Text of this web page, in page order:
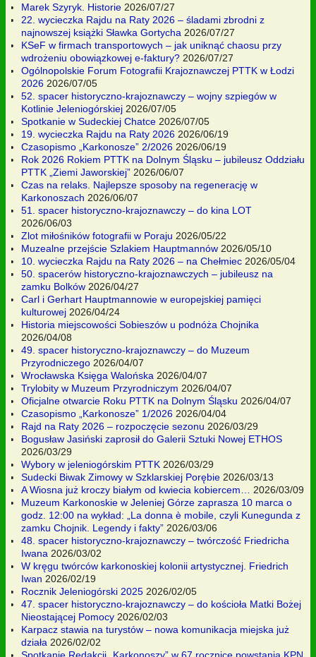
Marek Szyryk. Historie 2026/07/27
22. wycieczka Rajdu na Raty 2026 – śladami zbrodni z
najnowszej książki Sławka Gortycha 2026/07/27
KSeF w firmach transportowych – jak uniknąć chaosu przy
wdrożeniu obowiązkowej e-faktury? 2026/07/27
Ogólnopolskie Forum Fotografii Krajoznawczej PTTK w Łodzi
2026 2026/07/05
52. spacer historyczno-krajoznawczy – wojny szpiegów w
Kotlinie Jeleniogórskiej 2026/07/05
Spotkanie w Sudeckiej Chatce 2026/07/05
19. wycieczka Rajdu na Raty 2026 2026/06/19
Czasopismo „Karkonosze” 2/2026 2026/06/19
Rok 2026 Rokiem PTTK na Dolnym Śląsku – jubileusz Oddziału
PTTK „Ziemi Jaworskiej” 2026/06/07
Czas na relaks. Najlepsze sposoby na regenerację w
Karkonoszach 2026/06/07
51. spacer historyczno-krajoznawczy – do kina LOT
2026/06/03
Zlot miłośników fotografii w Poraju 2026/05/22
Muzealne przejście Szlakiem Hauptmannów 2026/05/10
10. wycieczka Rajdu na Raty 2026 – na Chełmiec 2026/05/04
50. spacerów historyczno-krajoznawczych – jubileusz na
zamku Bolków 2026/04/27
Carl i Gerhart Hauptmannowie w europejskiej pamięci
kulturowej 2026/04/24
Historia miejscowości Sobieszów u podnóża Chojnika
2026/04/08
49. spacer historyczno-krajoznawczy – do Muzeum
Przyrodniczego 2026/04/07
Wrocławska Księga Walońska 2026/04/07
Trylobity w Muzeum Przyrodniczym 2026/04/07
Oficjalne otwarcie Roku PTTK na Dolnym Śląsku 2026/04/07
Czasopismo „Karkonosze” 1/2026 2026/04/04
Rajd na Raty 2026 – rozpoczęcie sezonu 2026/03/29
Bogusław Jasiński zaprosił do Galerii Sztuki Nowej ETHOS
2026/03/29
Wybory w jeleniogórskim PTTK 2026/03/29
Sudecki Biwak Zimowy w Szklarskiej Porębie 2026/03/13
A Wiosna już kroczy białym od kwiecia kobiercem…
2026/03/09
Muzeum Karkonoskie w Jeleniej Górze zaprasza 10 marca o
godz. 12:00 na wykład: „La donna è mobile, czyli Kunegunda z
zamku Chojnik. Legendy i fakty” 2026/03/06
48. spacer historyczno-krajoznawczy – twórczość Friedricha
Iwana 2026/03/02
W kręgu twórców karkonoskiej kolonii artystycznej. Friedrich
Iwan 2026/02/19
Rocznik Jeleniogórski 2025 2026/02/05
47. spacer historyczno-krajoznawczy – do kościoła Matki Bożej
Nieostającej Pomocy 2026/02/03
Karpacz stawia na turystów – nowa komunikacja miejska już
działa 2026/02/02